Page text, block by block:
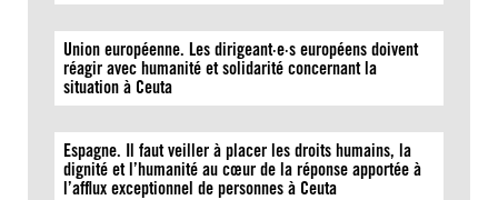
Union européenne. Les dirigeant·e·s européens doivent
réagir avec humanité et solidarité concernant la
situation à Ceuta
Espagne. Il faut veiller à placer les droits humains, la
dignité et l’humanité au cœur de la réponse apportée à
l’afflux exceptionnel de personnes à Ceuta